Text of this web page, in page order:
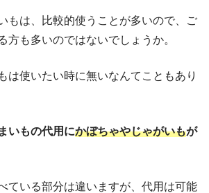
もは、比較的使うことが多いので、ご
方も多いのではないでしょうか。
は使いたい時に無いなんてこともあり
いもの代用にかぼちゃやじゃがいもが
ている部分は違いますが、代用は可能